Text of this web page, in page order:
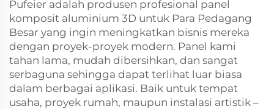
Pufeier adalah produsen profesional panel
komposit aluminium 3D untuk Para Pedagang
Besar yang ingin meningkatkan bisnis mereka
dengan proyek-proyek modern. Panel kami
tahan lama, mudah dibersihkan, dan sangat
serbaguna sehingga dapat terlihat luar biasa
dalam berbagai aplikasi. Baik untuk tempat
usaha, proyek rumah, maupun instalasi artistik –